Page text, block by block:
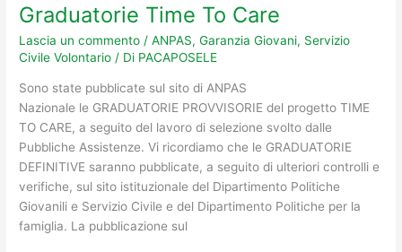
Graduatorie Time To Care
Lascia un commento /ANPAS,Garanzia Giovani, Servizio
Civile Volontario / Di PACAPOSELE
Sono state pubblicate sul sito di ANPAS
Nazionale le GRADUATORIE PROVVISORIE del progetto TIME
TO CARE, a seguito del lavoro di selezione svolto dalle
Pubbliche Assistenze. Vi ricordiamo che le GRADUATORIE
DEFINITIVE saranno pubblicate, a seguito di ulteriori controlli e
verifiche, sul sito istituzionale del Dipartimento Politiche
Giovanili e Servizio Civile e del Dipartimento Politiche per la
famiglia. La pubblicazione sul
Graduatorie
To